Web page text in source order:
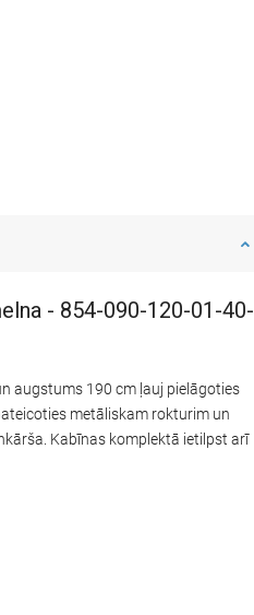
- 854-090-120-01-40-
augstums 190 cm ļauj pielāgoties
metāliskam rokturim un
Kabīnas komplektā ietilpst arī